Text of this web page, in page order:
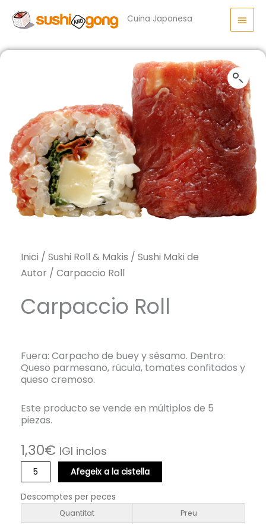
contingut
Cuina Japonesa
Inici / Sushi Roll & Makis / Sushi Maki de
Autor / Carpaccio Roll
Carpaccio Roll
Fuera: Carpacho de buey y sésamo. Dentro:
Queso parmesano, rúcula, tomates confitados y
queso cremoso.
Este producto se vende en múltiplos de 5
piezas.
1,30€ IGI inclos
quantitat
de
Carpaccio
Roll
Afegeix a la cistella
Descomptes per peces
Quantitat
Preu